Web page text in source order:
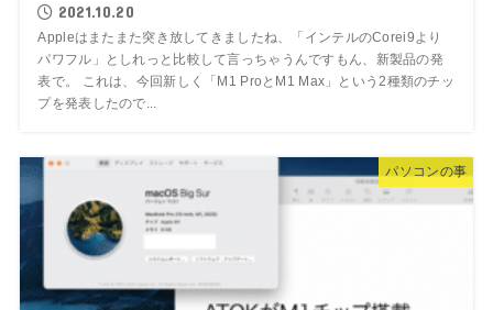
2021.10.20
Appleはまたまた突き放してきましたね、「インテルのCorei9より
パワフル」としれっと比較して言っちゃうんですもん、新製品の発
表で。 これは、今回新しく「M1 ProとM1 Max」という2種類のチッ
プを発表したので...
パソコンの事